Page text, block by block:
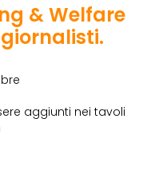
& Welfare
aggiunti nei tavoli